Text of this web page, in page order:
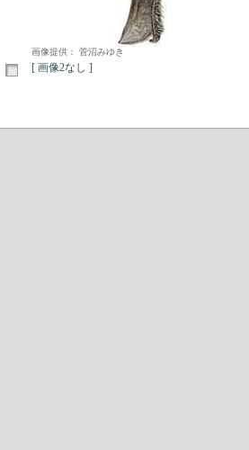
画像提供： 菅沼みゆき
[ 画像2なし ]